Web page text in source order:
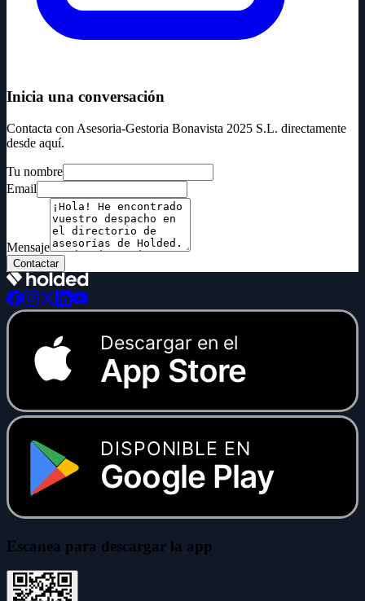
Inicia una conversación
Contacta con Asesoria-Gestoria Bonavista 2025 S.L. directamente
desde aquí.
Tu nombre
Email
Mensaje
Contactar
Descargar en el
App Store
DISPONIBLE EN
Google Play
Escanea para descargar la app